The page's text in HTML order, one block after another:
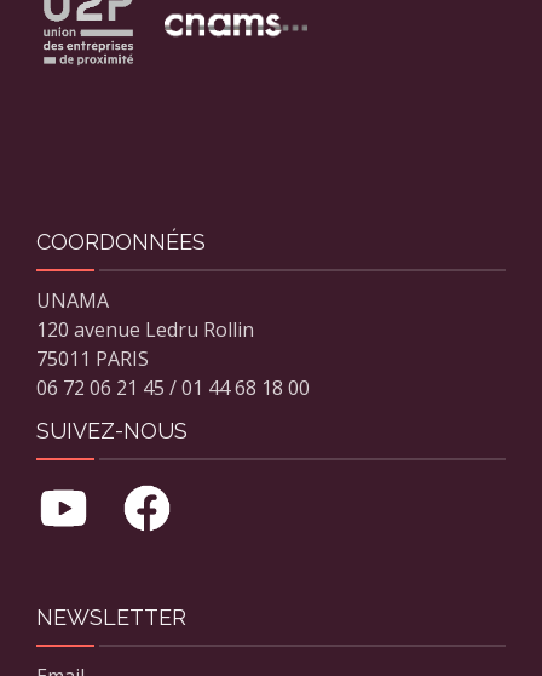
COORDONNÉES
UNAMA
120 avenue Ledru Rollin
75011 PARIS
06 72 06 21 45 / 01 44 68 18 00
SUIVEZ-NOUS
NEWSLETTER